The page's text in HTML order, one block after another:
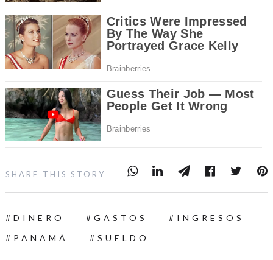
SHARE THIS STORY
DINERO GASTOS
INGRESOS
PANAMÁ
SUELDO